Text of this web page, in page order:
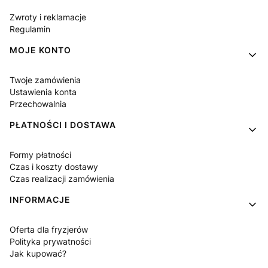
Zwroty i reklamacje
Regulamin
MOJE KONTO
Twoje zamówienia
Ustawienia konta
Przechowalnia
PŁATNOŚCI I DOSTAWA
Formy płatności
Czas i koszty dostawy
Czas realizacji zamówienia
INFORMACJE
Oferta dla fryzjerów
Polityka prywatności
Jak kupować?